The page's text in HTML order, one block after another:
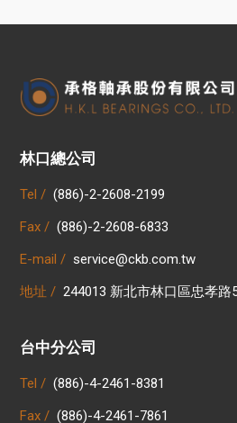
林口總公司
Tel / (886)-2-2608-2199
Fax / (886)-2-2608-6833
E-mail / service@ckb.com.tw
地址 / 244013 新北市林口區忠孝路
台中分公司
Tel / (886)-4-2461-8381
Fax / (886)-4-2461-7861